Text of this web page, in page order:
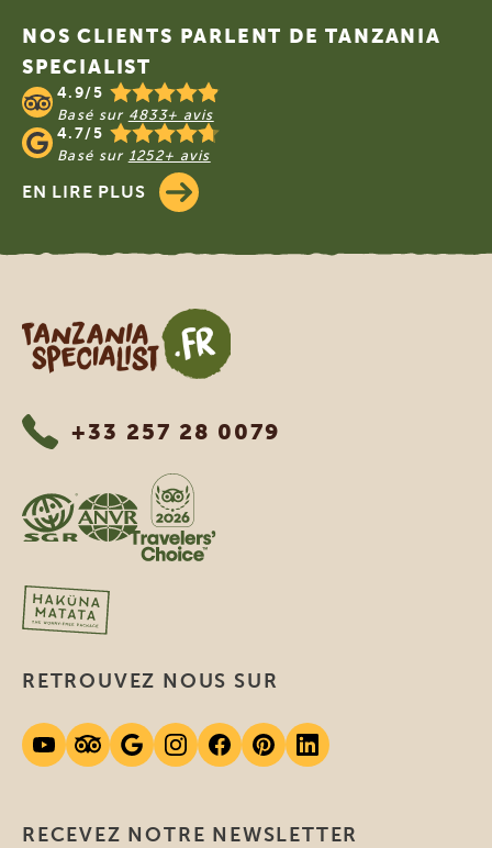
NOS CLIENTS PARLENT DE TANZANIA
SPECIALIST
4.9/5
Basé sur 4833+ avis
4.7/5
Basé sur 1252+ avis
EN LIRE PLUS
Tanzania Specialist
+33 257 28 0079
RECEVEZ NOTRE NEWSLETTER
RETROUVEZ NOUS SUR